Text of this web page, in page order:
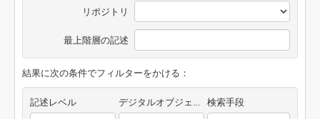
リポジトリ
最上階層の記述
結果に次の条件でフィルターをかける：
記述レベル デジタルオブジェクトの有無 検索手段